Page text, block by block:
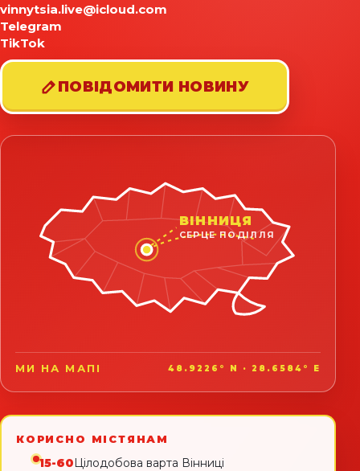
vinnytsia.live@icloud.com
Telegram
TikTok
ПОВІДОМИТИ НОВИНУ
ВІННИЦЯ
СЕРЦЕ ПОДІЛЛЯ
МИ НА МАПІ 48.9226° N · 28.6584° E
КОРИСНО МІСТЯНАМ
15-60Цілодобова варта Вінниці